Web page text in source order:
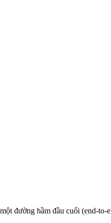
đường hầm đầu cuối (end-